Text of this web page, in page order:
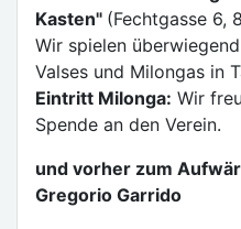
Kasten" (Fechtgasse 6,
Wir spielen
Valses und Milongas in
Eintritt Milonga: Wir
Spende an den Verein.
und vorher zum
Gregorio Garrido